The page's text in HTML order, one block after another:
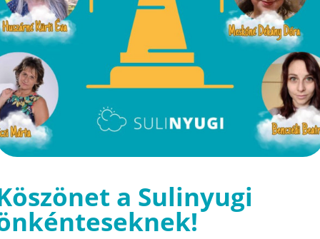
a Sulinyugi